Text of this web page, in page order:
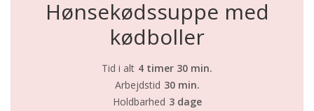
Hønsekødssuppe med
kødboller
Tid i alt 4 timer 30 min.
Arbejdstid 30 min.
Holdbarhed 3 dage